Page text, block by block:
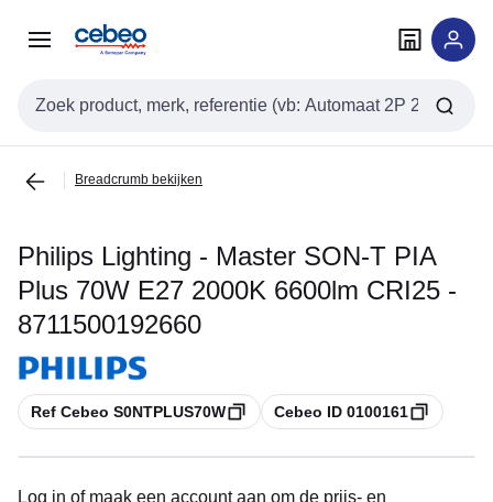
naar
naar
Zoekveld invoer
Breadcrumb bekijken
Philips Lighting - Master SON-T PIA
Plus 70W E27 2000K 6600lm CRI25 -
8711500192660
Kopiëren
Ref Cebeo S0NTPLUS70W Kopiëren
Cebeo ID 0100161
Log in of maak een account aan om de prijs- en